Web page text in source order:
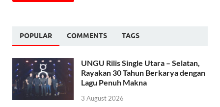
POPULAR COMMENTS TAGS
UNGU Rilis Single Utara – Selatan,
Rayakan 30 Tahun Berkarya dengan
Lagu Penuh Makna
3 August 2026